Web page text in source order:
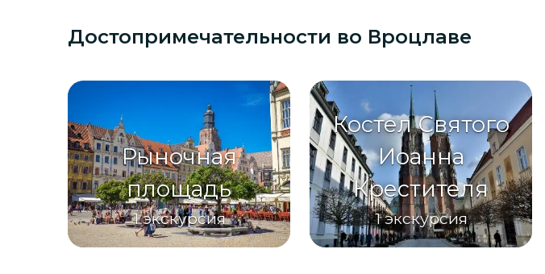
Достопримечательности во Вроцлаве
Рыночная
площадь
1 экскурсия
Костел Святого
Иоанна
Крестителя
1 экскурсия